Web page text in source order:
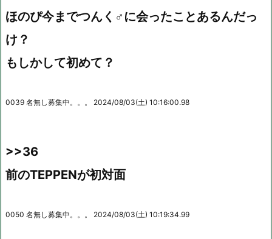
ほのぴ今までつんく♂に会ったことあるんだっ
け？
もしかして初めて？
0039 名無し募集中。。。 2024/08/03(土) 10:16:00.98
>>36
前のTEPPENが初対面
0050 名無し募集中。。。 2024/08/03(土) 10:19:34.99